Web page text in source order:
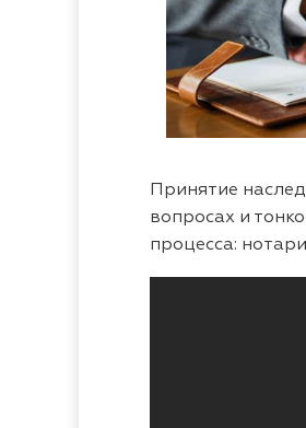
Принятие
вопросах и
процесса: